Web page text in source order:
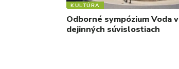
KULTÚRA
Odborné sympózium Voda v
dejinných súvislostiach